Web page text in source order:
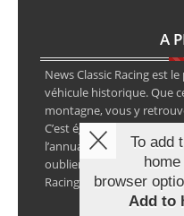
A
News Classic Racing est
véhicule historique. Que
montagne, vous y
C’est également le
l’annuaire des
oublier les petites
Racing Annonces.
To add
browser
Add to